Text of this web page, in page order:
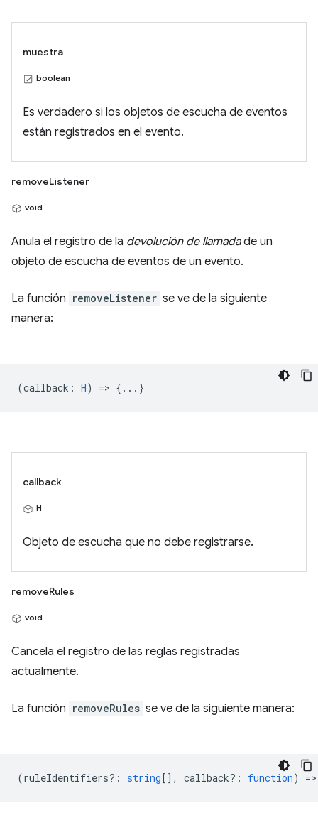
muestra
boolean
Es verdadero si los objetos de escucha de eventos
están registrados en el evento.
removeListener
void
Anula el registro de la devolución de llamadade un
objeto de escucha de eventos de un evento.
La función removeListener se ve de la siguiente
manera:
(callback : H) => {...}
callback
H
Objeto de escucha que no debe registrarse.
removeRules
void
Cancela el registro de las reglas registradas
actualmente.
La función removeRules se ve de la siguiente manera:
(ruleIdentifiers? : string [], callback? : function)